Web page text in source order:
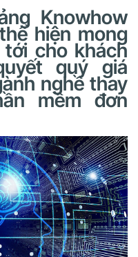
Knowhow
hiện mong
cho khách
quý giá
nghề thay
mềm đơn